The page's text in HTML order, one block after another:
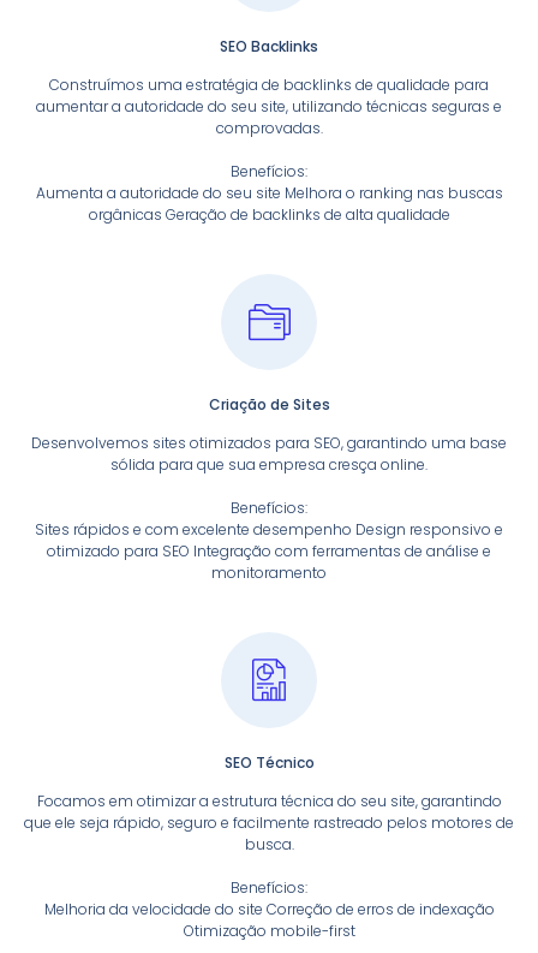
SEO Backlinks
Construímos uma estratégia de backlinks de qualidade para
aumentar a autoridade do seu site, utilizando técnicas seguras e
comprovadas.
Benefícios:
Aumenta a autoridade do seu site Melhora o ranking nas buscas
orgânicas Geração de backlinks de alta qualidade
Criação de Sites
Desenvolvemos sites otimizados para SEO, garantindo uma base
sólida para que sua empresa cresça online.
Benefícios:
Sites rápidos e com excelente desempenho Design responsivo e
otimizado para SEO Integração com ferramentas de análise e
monitoramento
SEO Técnico
Focamos em otimizar a estrutura técnica do seu site, garantindo
que ele seja rápido, seguro e facilmente rastreado pelos motores de
busca.
Benefícios:
Melhoria da velocidade do site Correção de erros de indexação
Otimização mobile-first